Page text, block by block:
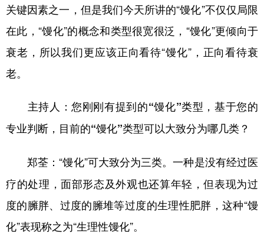
关键因素之一，但是我们今天所讲的“馒化”不仅仅局限
在此，“馒化”的概念和类型很宽很泛，“馒化”更倾向于
衰老，所以我们更应该正向看待“馒化”，正向看待衰
老。
主持人：您刚刚有提到的“馒化”类型，基于您的
专业判断，目前的“馒化”类型可以大致分为哪几类？
郑荃：“馒化”可大致分为三类。一种是没有经过医
疗的处理，面部形态及外观也还算年轻，但表现为过
度的臃胖、过度的臃堆等过度的生理性肥胖，这种“馒
化”表现称之为“生理性馒化”。